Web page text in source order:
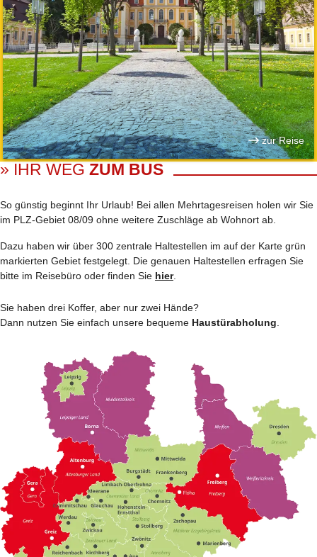
zur Reise
» IHR WEG ZUM BUS
So günstig beginnt Ihr Urlaub! Bei allen Mehrtages­reisen holen wir Sie
im PLZ-Gebiet 08/09 ohne weitere Zuschläge ab Wohnort ab.
Dazu haben wir über 300 zentrale Haltestellen im auf der Karte grün
markierten Gebiet festgelegt. Die genauen Haltestellen erfragen Sie
bitte im Reisebüro oder finden Sie hier.
Sie haben drei Koffer, aber nur zwei Hände?
Dann nutzen Sie einfach unsere bequeme Haustürabholung.